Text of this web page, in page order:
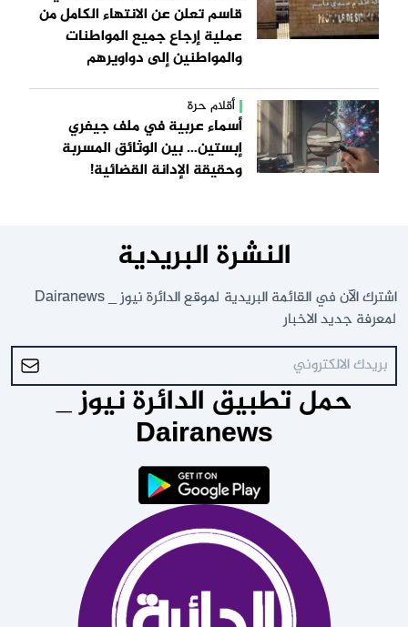
قاسم تعلن عن الانتهاء الكامل من
عملية إرجاع جميع المواطنات
والمواطنين إلى دواويرهم
أقلام حرة
أسماء عربية في ملف جيفري
إبستين… بين الوثائق المسربة
وحقيقة الإدانة القضائية!
النشرة البريدية
اشترك الآن في القائمة البريدية لموقع الدائرة نيوز _ Dairanews
لمعرفة جديد الاخبار
حمل تطبيق الدائرة نيوز _
Dairanews